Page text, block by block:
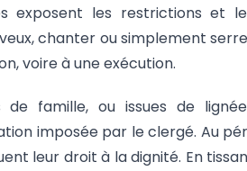
exposent les restrictions et
chanter ou simplement
voire à une exécution.
de famille, ou issues de
imposée par le clergé. Au
leur droit à la dignité. En